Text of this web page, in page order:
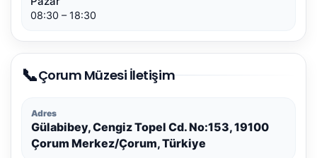
08:30 – 18:30
📞Çorum Müzesi İletişim
Adres
Gülabibey, Cengiz Topel Cd. No:153, 19100
Çorum Merkez/Çorum, Türkiye